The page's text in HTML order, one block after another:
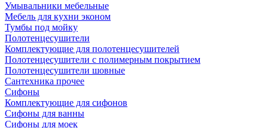
Умывальники мебельные
Мебель для кухни эконом
Тумбы под мойку
Полотенцесушители
Комплектующие для полотенцесушителей
Полотенцесушители с полимерным покрытием
Полотенцесушители шовные
Сантехника прочее
Сифоны
Комплектующие для сифонов
Сифоны для ванны
Сифоны для моек